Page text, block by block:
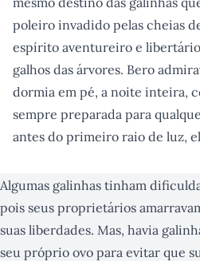
poleiro invadido pelas cheias
espírito aventureiro e
galhos das árvores. Bero
dormia em pé, a noite inteira,
sempre preparada para
antes do primeiro raio de luz,
Algumas galinhas tinham
pois seus proprietários
suas liberdades. Mas, havia
seu próprio ovo para evitar que